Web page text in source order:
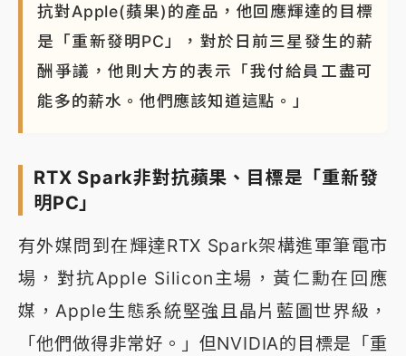
抗對Apple(蘋果)的產品，他回應輝達的目標
是「重新發明PC」，對於日前三星發生的薪
酬爭議，他則大方的表示「我付給員工盡可
能多的薪水。他們應該知道這點。」
RTX Spark非對抗蘋果、目標是「重新發
明PC」
有外媒問到在輝達RTX Spark架構進軍筆電市
場，對抗Apple Silicon主場，黃仁勳在回應
媒，Apple生態系統堅強且晶片藍圖世界級，
「他們做得非常好。」但NVIDIA的目標是「重